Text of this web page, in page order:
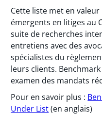
Cette liste met en
émergents en litiges au
suite de recherches
entretiens avec des
spécialistes du
leurs clients.
examen des mandats
Pour en savoir plus :
Under List(en anglais)